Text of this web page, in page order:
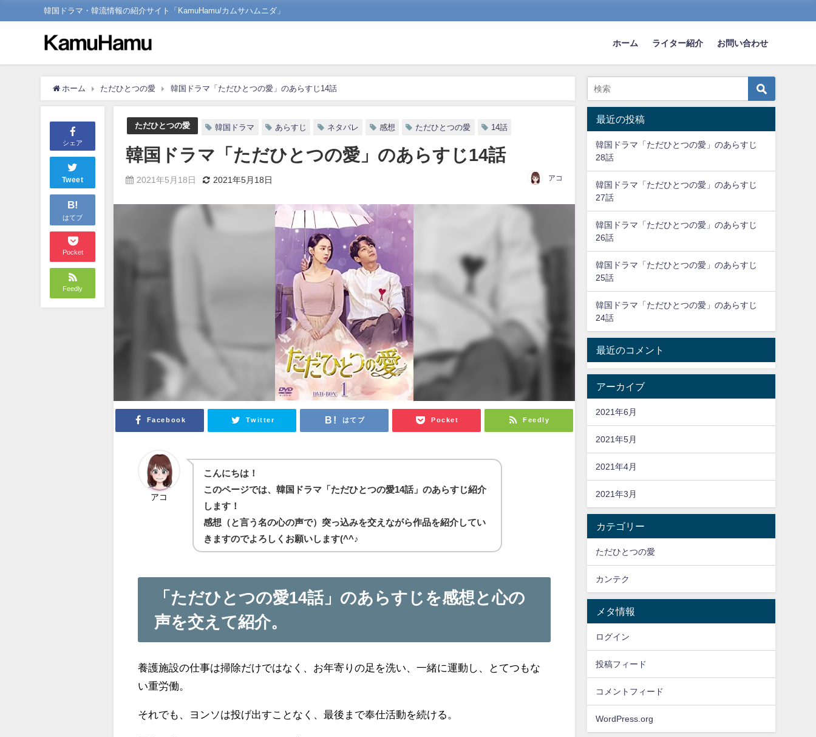
韓国ドラマ・韓流情報の紹介サイト「KamuHamu/カムサハムニダ」
ホーム ライター紹介 お問い合わせ
ホーム ただひとつの愛 韓国ドラマ「ただひとつの愛」のあらすじ14話
シェア
Tweet
B!
はてブ
Pocket
Feedly
ただひとつの愛 韓国ドラマ あらすじ ネタバレ 感想 ただひとつの愛 14話
韓国ドラマ「ただひとつの愛」のあらすじ14話
2021年5月18日 2021年5月18日 アコ
Facebook Twitter はてブ Pocket Feedly
アコ
こんにちは！
このページでは、韓国ドラマ「ただひとつの愛14話」のあらすじ紹介
します！
感想（と言う名の心の声で）突っ込みを交えながら作品を紹介してい
きますのでよろしくお願いします(^^♪
「ただひとつの愛14話」のあらすじを感想と心の
声を交えて紹介。
養護施設の仕事は掃除だけではなく、お年寄りの足を洗い、一緒に運動し、とてつもな
い重労働。
それでも、ヨンソは投げ出すことなく、最後まで奉仕活動を続ける。
最近の投稿
韓国ドラマ「ただひとつの愛」のあらすじ
28話
韓国ドラマ「ただひとつの愛」のあらすじ
27話
韓国ドラマ「ただひとつの愛」のあらすじ
26話
韓国ドラマ「ただひとつの愛」のあらすじ
25話
韓国ドラマ「ただひとつの愛」のあらすじ
24話
最近のコメント
アーカイブ
2021年6月
2021年5月
2021年4月
2021年3月
カテゴリー
ただひとつの愛
カンテク
メタ情報
ログイン
投稿フィード
コメントフィード
WordPress.org